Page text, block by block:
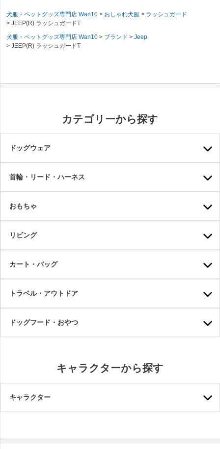
犬服・ペットグッズ専門店 Wan10 おしゃれ犬服
ラッシュガード
JEEP(R) ラッシュガードT
犬服・ペットグッズ専門店 Wan10
ブランド
Jeep
JEEP(R) ラッシュガードT
カテゴリーから探す
ドッグウェア
首輪・リード・ハーネス
おもちゃ
リビング
カート・バッグ
トラベル・アウトドア
ドッグフード・おやつ
キャラクターから探す
キャラクター